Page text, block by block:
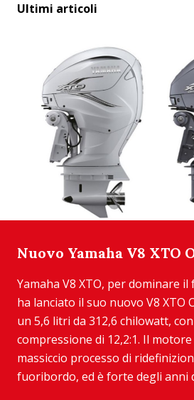
Ultimi articoli
Nuovo Yamaha V8 XTO
Yamaha V8 XTO, per dominare
ha lanciato il suo nuovo V8 XTO
un 5,6 litri da 312,6 chilowatt,
compressione di 12,2:1. Il
massiccio processo di
fuoribordo, ed è forte degli anni